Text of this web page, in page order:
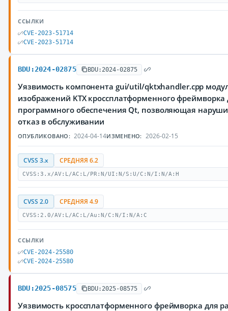
ССЫЛКИ
CVE-2023-51714
CVE-2023-51714
BDU:2024-02875 BDU:2024-02875
Уязвимость компонента gui/util/qktxhandler.cpp
изображений KTX кроссплатформенного фреймворка
программного обеспечения Qt, позволяющая
отказ в обслуживании
ОПУБЛИКОВАНО: 2024-04-14ИЗМЕНЕНО: 2026-02-15
CVSS 3.x СРЕДНЯЯ 6.2
CVSS:3.x/AV:L/AC:L/PR:N/UI:N/S:U/C:N/I:N/A:H
CVSS 2.0 СРЕДНЯЯ 4.9
CVSS:2.0/AV:L/AC:L/Au:N/C:N/I:N/A:C
ССЫЛКИ
CVE-2024-25580
CVE-2024-25580
BDU:2025-08575 BDU:2025-08575
Уязвимость кроссплатформенного фреймворка для